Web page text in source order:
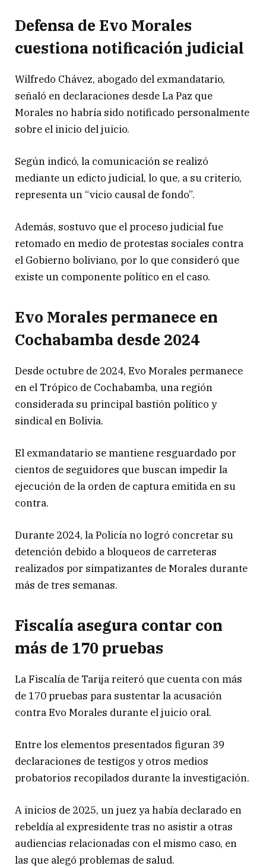
Defensa de Evo Morales
cuestiona notificación judicial
Wilfredo Chávez, abogado del exmandatario,
señaló en declaraciones desde La Paz que
Morales no habría sido notificado personalmente
sobre el inicio del juicio.
Según indicó, la comunicación se realizó
mediante un edicto judicial, lo que, a su criterio,
representa un “vicio causal de fondo”.
Además, sostuvo que el proceso judicial fue
retomado en medio de protestas sociales contra
el Gobierno boliviano, por lo que consideró que
existe un componente político en el caso.
Evo Morales permanece en
Cochabamba desde 2024
Desde octubre de 2024, Evo Morales permanece
en el Trópico de Cochabamba, una región
considerada su principal bastión político y
sindical en Bolivia.
El exmandatario se mantiene resguardado por
cientos de seguidores que buscan impedir la
ejecución de la orden de captura emitida en su
contra.
Durante 2024, la Policía no logró concretar su
detención debido a bloqueos de carreteras
realizados por simpatizantes de Morales durante
más de tres semanas.
Fiscalía asegura contar con
más de 170 pruebas
La Fiscalía de Tarija reiteró que cuenta con más
de 170 pruebas para sustentar la acusación
contra Evo Morales durante el juicio oral.
Entre los elementos presentados figuran 39
declaraciones de testigos y otros medios
probatorios recopilados durante la investigación.
A inicios de 2025, un juez ya había declarado en
rebeldía al expresidente tras no asistir a otras
audiencias relacionadas con el mismo caso, en
las que alegó problemas de salud.